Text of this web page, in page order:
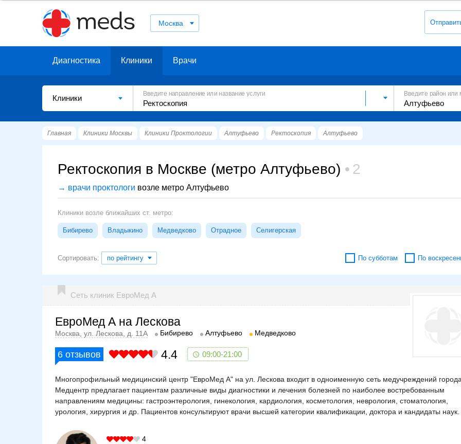
Москва
Диагностика Клиники Врачи
Клиники
Введите направление или название услуги Введите район или
Главная Клиники Москвы Клиники Проктологии Алтуфьево Ректоскопия Алтуфьево
Ректоскопия в Москве (метро Алтуфьево) 2
→ врачи проктологи возле метро Алтуфьево
Клиники возле ближайших ст. метро:
Бибирево Владыкино Медведково Отрадное Селигерская
Сортировать: по рейтингу По субботам По
Сеть клиник ЕвроМед А
ЕвроМед А на Лескова
Москва, ул. Лескова, д. 11А Бибирево Алтуфьево Медведково
6 отзывов 4.4 09:00-21:00
Многопрофильный медицинский центр "ЕвроМед А" на ул. Лескова входит в одноименную сеть медучреждений
Медцентр предлагает пациентам различные виды диагностики и лечения болезней по наиболее востребованным
направлениям медицины: гастроэнтерология, гинекология, кардиология, косметология, неврология, стоматология,
урология, хирургия и др. Пациентов консультируют врачи высшей категории квалификации, доктора и кандидаты наук.
4